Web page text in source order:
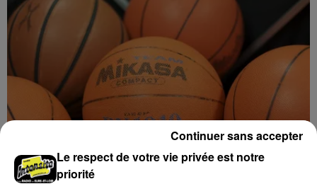
Coupe de France : les basketteurs chartrains
Le respect de votre vie privée est notre
priorité
Continuer sans accepter